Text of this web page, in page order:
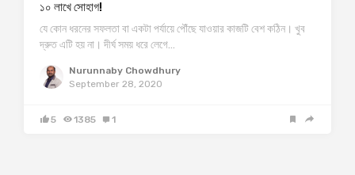
১০ লাখে সোহাগ!
যে কোন ধরনের সফলতা বা একটা পর্যায়ে পৌঁছে যাওয়ার কাজটি বেশ কঠিন। খুব
দ্রুত এটি হয় না। দীর্ঘ সময় ধরে লেগে…
Nurunnaby Chowdhury
September 28, 2020
5 1385 1